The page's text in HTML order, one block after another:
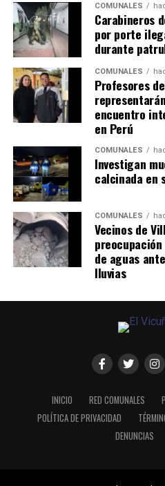
COMUNALES
Carabineros
por porte
durante
COMUNALES
Profesores
encuentro
en Perú
COMUNALES
Investigan
calcinada en
COMUNALES
Vecinos de
de aguas
lluvias
INICIO RED COMUNALES
POLÍTICA DE PRIVACIDAD
DENUNCIAS